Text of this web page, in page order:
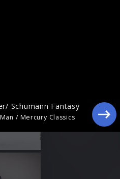
Schumann Fantasy
/ Mercury Classics